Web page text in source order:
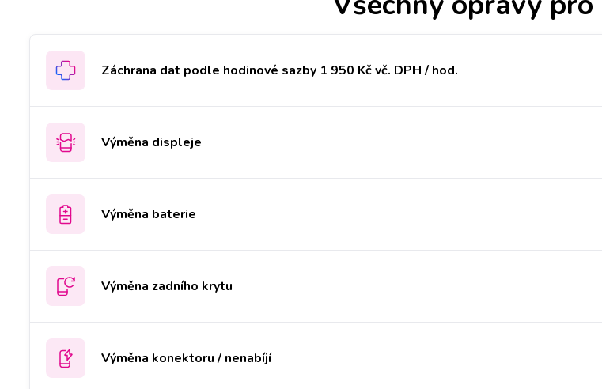
Záchrana dat podle hodinové sazby 1 950 Kč vč. DPH / hod.
Výměna displeje
Výměna baterie
Výměna zadního krytu
Výměna konektoru / nenabíjí